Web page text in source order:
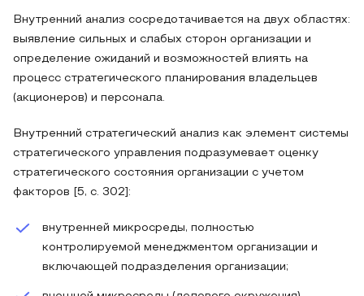
Внутренний анализ сосредотачивается на двух областях:
выявление сильных и слабых сторон организации и
определение ожиданий и возможностей влиять на
процесс стратегического планирования владельцев
(акционеров) и персонала.
Внутренний стратегический анализ как элемент системы
стратегического управления подразумевает оценку
стратегического состояния организации с учетом
факторов [5, с. 302]:
внутренней микросреды, полностью
контролируемой менеджментом организации и
включающей подразделения организации;